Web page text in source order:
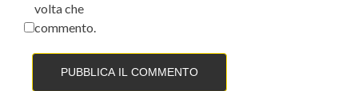
volta che
commento.